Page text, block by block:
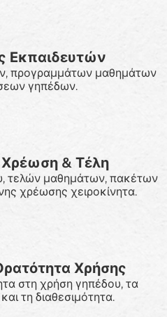
Εκπαιδευτών
προγραμμάτων μαθημάτων
γηπέδων.
Χρέωση & Τέλη
τελών μαθημάτων, πακέτων
χρέωσης χειροκίνητα.
Χρήσης
στη χρήση γηπέδου, τα
τη διαθεσιμότητα.